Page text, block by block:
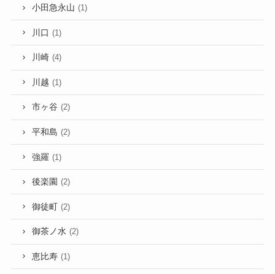
小田急永山 (1)
川口 (1)
川崎 (4)
川越 (1)
市ヶ谷 (2)
平和島 (2)
強羅 (1)
後楽園 (2)
御徒町 (2)
御茶ノ水 (2)
恵比寿 (1)